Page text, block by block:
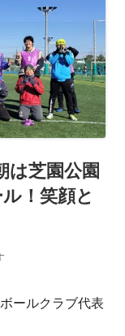
は芝園公園
！笑顔と
日曜の朝は芝園公園で
ールクラブ代表